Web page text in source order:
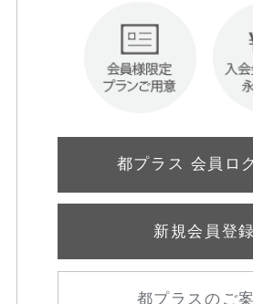
都プラス 会員ロ
新規会員登録
都プラスのご